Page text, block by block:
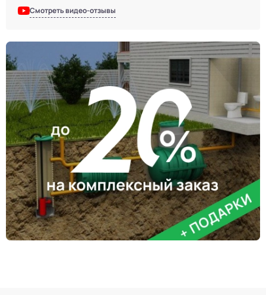
Смотреть видео-отзывы